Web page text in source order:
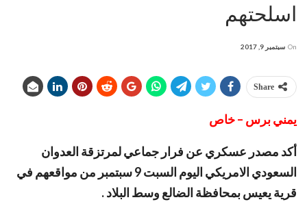
اسلحتهم
On سبتمبر 9, 2017
Share
يمني برس – خاص
أكد مصدر عسكري عن فرار جماعي لمرتزقة العدوان
السعودي الامريكي اليوم السبت 9 سبتمبر من مواقعهم في
قرية يعيس بمحافظة الضالع وسط البلاد .